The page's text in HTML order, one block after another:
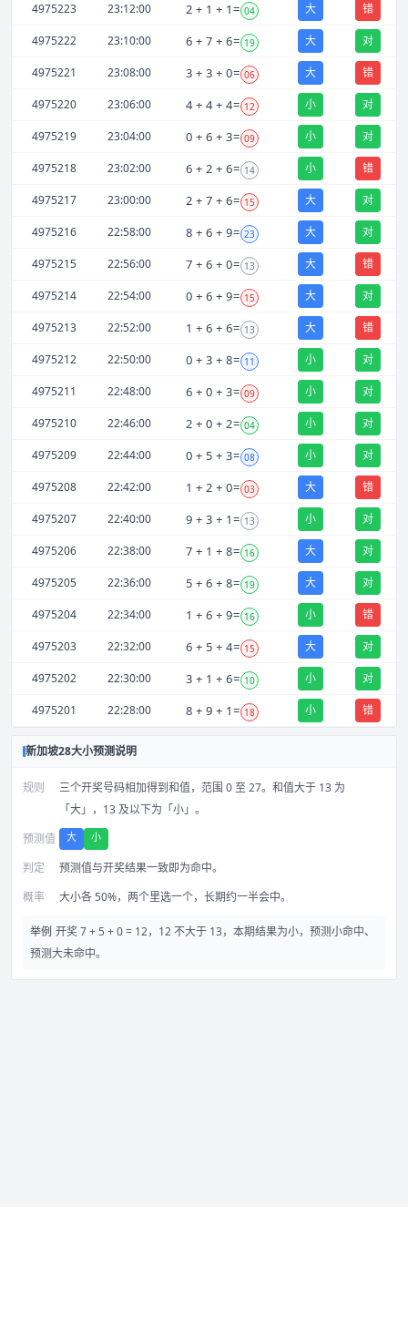
4975223 23:12:00 2 + 1 + 1= 04 大 错
4975222 23:10:00 6 + 7 + 6= 19 大 对
4975221 23:08:00 3 + 3 + 0= 06 大 错
4975220 23:06:00 4+ 4+ 4= 12 小 对
4975219 23:04:00 0 + 6 + 3= 09 小 对
4975218 23:02:00 6 + 2 + 6= 14 小 错
4975217 23:00:00 2 + 7 + 6= 15 大 对
4975216 22:58:00 8 + 6 + 9= 23 大 对
4975215 22:56:00 7 + 6 + 0= 13 大 错
4975214 22:54:00 0 + 6 + 9= 15 大 对
4975213 22:52:00 1 + 6 + 6= 13 大 错
4975212 22:50:00 0 + 3 + 8= 11 小 对
4975211 22:48:00 6 + 0 + 3= 09 小 对
4975210 22:46:00 2 + 0 + 2= 04 小 对
4975209 22:44:00 0 + 5 + 3= 08 小 对
4975208 22:42:00 1 + 2 + 0= 03 大 错
4975207 22:40:00 9 + 3 + 1= 13 小 对
4975206 22:38:00 7 + 1 + 8= 16 大 对
4975205 22:36:00 5 + 6 + 8= 19 大 对
4975204 22:34:00 1 + 6 + 9= 16 小 错
4975203 22:32:00 6 + 5 + 4= 15 大 对
4975202 22:30:00 3 + 1 + 6= 10 小 对
4975201 22:28:00 8 + 9 + 1= 18 小 错
新加坡28大小预测说明
规则
三个开奖号码相加得到和值，范围 0 至 27。和值大于 13 为
「大」，13 及以下为「小」。
预测值
大 小
判定
预测值与开奖结果一致即为命中。
概率
大小各 50%，两个里选一个，长期约一半会中。
举例 开奖 7 + 5 + 0 = 12，12 不大于 13，本期结果为小，预测小命中、
预测大未命中。